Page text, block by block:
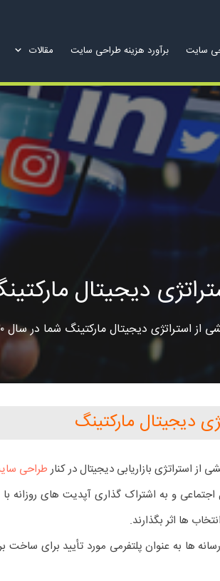
سایت برآورد هزینه طراحی سایت مقالات
مارکتینگ شما
دیجیتال مارکتینگ شما در سال ۲۰۲۰ باشند؟
دیجیتال مارکتینگ
استراتژی بازاریابی دیجیتال در کنارطراحی
و به اشتراک گذاری آپدیت های روزانه
ها اثر بگذارند.
ها به عنوان پلتفرمی مورد تأیید برای